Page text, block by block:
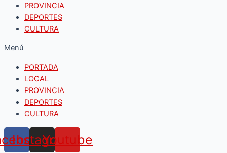
PROVINCIA
DEPORTES
CULTURA
Menú
PORTADA
LOCAL
PROVINCIA
DEPORTES
CULTURA
Instagram
Youtube